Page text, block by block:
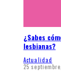
¿Sabes
lesbianas?
Actualidad
25